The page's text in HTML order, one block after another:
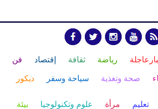
رياضة ثقافة إقتصاد فن
صحة وتغذية سياحة وسفر ديكور
تعليم مرأة علوم وتكنولوجيا بيئة